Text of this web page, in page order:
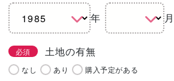
年 月
必須 土地の有無
なし あり 購入予定がある